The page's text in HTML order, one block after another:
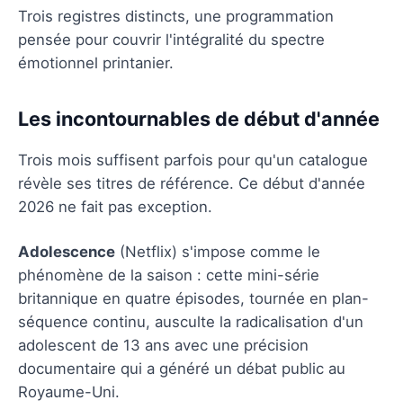
Trois registres distincts, une programmation
pensée pour couvrir l'intégralité du spectre
émotionnel printanier.
Les incontournables de début d'année
Trois mois suffisent parfois pour qu'un catalogue
révèle ses titres de référence. Ce début d'année
2026 ne fait pas exception.
Adolescence (Netflix) s'impose comme le
phénomène de la saison : cette mini-série
britannique en quatre épisodes, tournée en plan-
séquence continu, ausculte la radicalisation d'un
adolescent de 13 ans avec une précision
documentaire qui a généré un débat public au
Royaume-Uni.